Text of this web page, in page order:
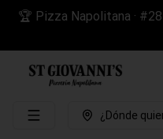
🏆 Pizza Napolitana ·
¿Dónde